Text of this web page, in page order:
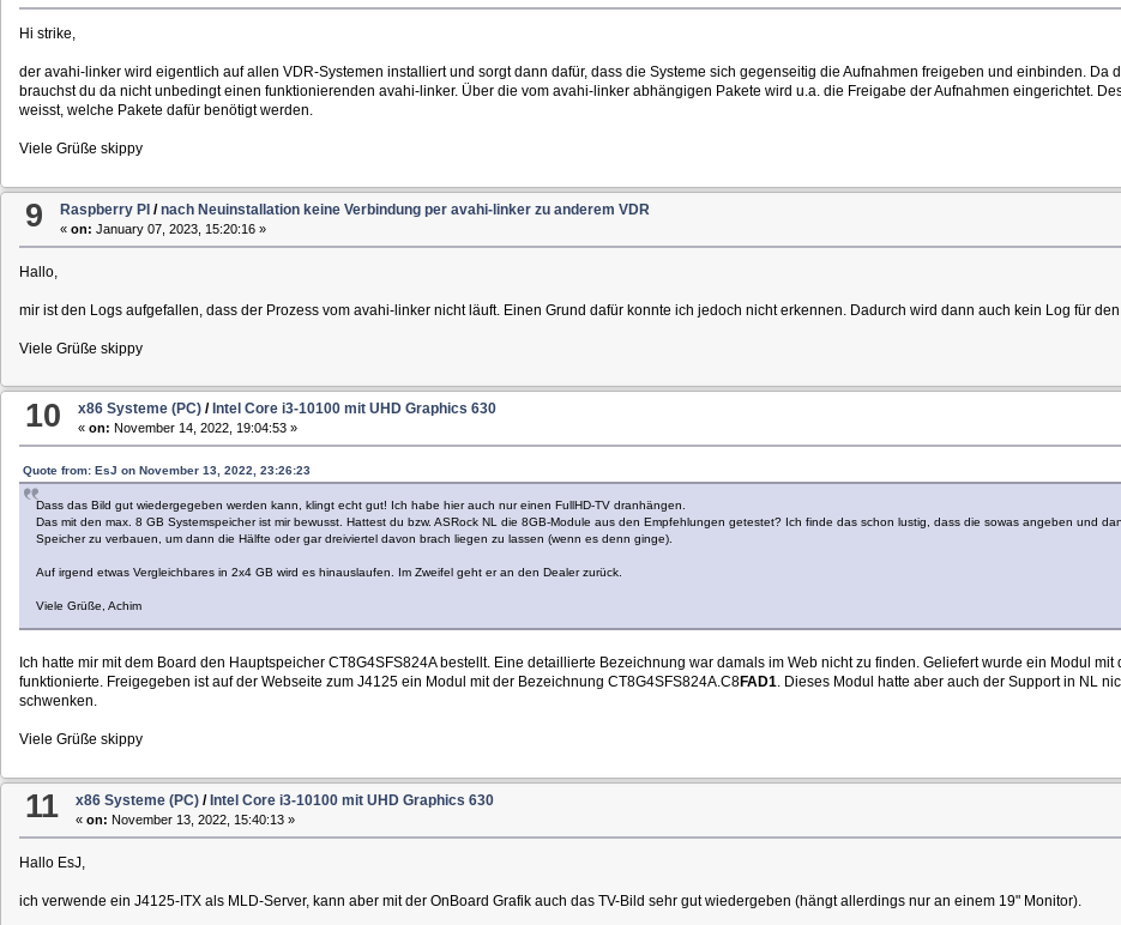
Hi strike,
der avahi-linker wird eigentlich auf allen VDR-Systemen installiert und sorgt dann dafür, dass die Systeme sich gegenseitig die Aufnahmen freigeben und einbinden. Da
brauchst du da nicht unbedingt einen funktionierenden avahi-linker. Über die vom avahi-linker abhängigen Pakete wird u.a. die Freigabe der Aufnahmen eingerichtet.
weisst, welche Pakete dafür benötigt werden.
Viele Grüße skippy
9 Raspberry PI /nach Neuinstallation keine Verbindung per avahi-linker zu anderem VDR
«on: January 07, 2023, 15:20:16 »
Hallo,
mir ist den Logs aufgefallen, dass der Prozess vom avahi-linker nicht läuft. Einen Grund dafür konnte ich jedoch nicht erkennen. Dadurch wird dann auch kein Log für
Viele Grüße skippy
10 x86 Systeme (PC) / Intel Core i3-10100 mit UHD Graphics 630
«on: November 14, 2022, 19:04:53 »
Quote from: EsJ on November 13, 2022, 23:26:23
Dass das Bild gut wiedergegeben werden kann, klingt echt gut! Ich habe hier auch nur einen FullHD-TV dranhängen.
Das mit den max. 8 GB Systemspeicher ist mir bewusst. Hattest du bzw. ASRock NL die 8GB-Module aus den Empfehlungen getestet? Ich finde das schon lustig, dass die sowas angeben und
Speicher zu verbauen, um dann die Hälfte oder gar dreiviertel davon brach liegen zu lassen (wenn es denn ginge).
Auf irgend etwas Vergleichbares in 2x4 GB wird es hinauslaufen. Im Zweifel geht er an den Dealer zurück.
Viele Grüße, Achim
Ich hatte mir mit dem Board den Hauptspeicher CT8G4SFS824A bestellt. Eine detaillierte Bezeichnung war damals im Web nicht zu finden. Geliefert wurde ein Modul
funktionierte. Freigegeben ist auf der Webseite zum J4125 ein Modul mit der Bezeichnung CT8G4SFS824A.C8FAD1. Dieses Modul hatte aber auch der Support in NL
schwenken.
Viele Grüße skippy
11 x86 Systeme (PC) /Intel Core i3-10100 mit UHD Graphics 630
«on: November 13, 2022, 15:40:13 »
Hallo EsJ,
ich verwende ein J4125-ITX als MLD-Server, kann aber mit der OnBoard Grafik auch das TV-Bild sehr gut wiedergeben (hängt allerdings nur an einem 19" Monitor).